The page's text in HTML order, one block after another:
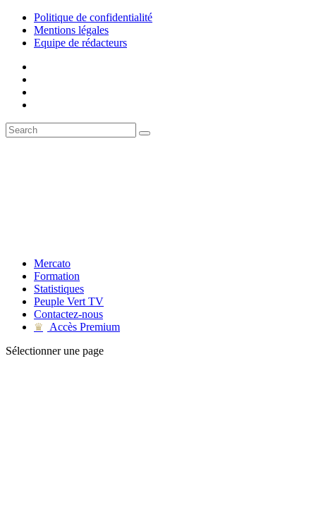
Politique de confidentialité
Mentions légales
Equipe de rédacteurs
Mercato
Formation
Statistiques
Peuple Vert TV
Contactez-nous
♛
Accès Premium
Sélectionner une page